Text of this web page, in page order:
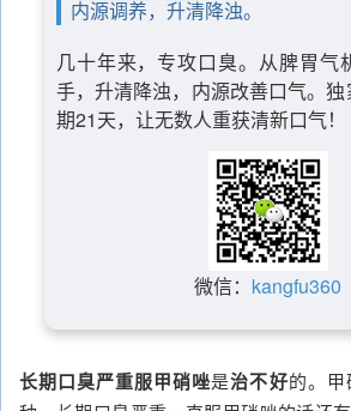
内源调养，升清降浊。
几十年来，专攻口臭。从脾胃气
手，升清降浊，内源改善口气。
期21天，让无数人重获清新口气！
微信： kangfu360
长期口臭严重服甲硝唑是治不好的。